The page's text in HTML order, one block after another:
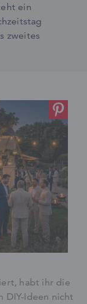
ein
zweites
habt ihr die
DIY-Ideen nicht